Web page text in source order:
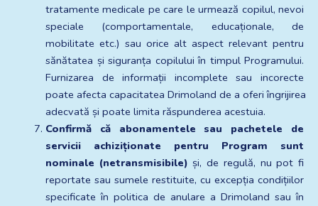
tratamente medicale pe care le urmează copilul, nevoi
speciale (comportamentale, educaționale, de
mobilitate etc.) sau orice alt aspect relevant pentru
sănătatea și siguranța copilului în timpul Programului.
Furnizarea de informații incomplete sau incorecte
poate afecta capacitatea Drimoland de a oferi îngrijirea
adecvată și poate limita răspunderea acestuia.
Confirmă că abonamentele sau pachetele de
servicii achiziționate pentru Program sunt
nominale (netransmisibile) și, de regulă, nu pot fi
reportate sau sumele restituite, cu excepția condițiilor
specificate în politica de anulare a Drimoland sau în